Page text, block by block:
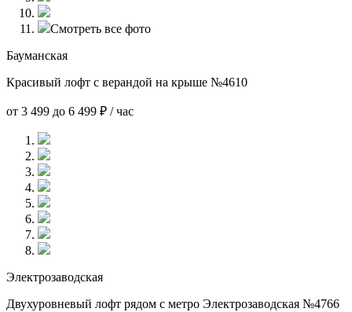
Смотреть все фото
Бауманская
Красивый лофт с верандой на крыше №4610
от 3 499 до 6 499 ₽ / час
Электрозаводская
Двухуровневый лофт рядом с метро Электрозаводская №4766